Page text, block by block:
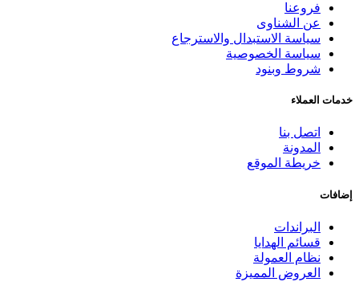
فروعنا
عن الشناوى
سياسة الاستبدال والاسترجاع
سياسة الخصوصية
شروط وبنود
خدمات العملاء
اتصل بنا
المدونة
خريطة الموقع
إضافات
البراندات
قسائم الهدايا
نظام العمولة
العروض المميزة